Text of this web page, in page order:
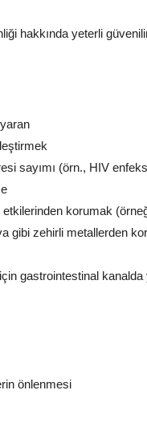
hakkında yeterli
sayımı (örn., HIV
korumak
gibi zehirli metallerden
gastrointestinal kanalda
önlenmesi